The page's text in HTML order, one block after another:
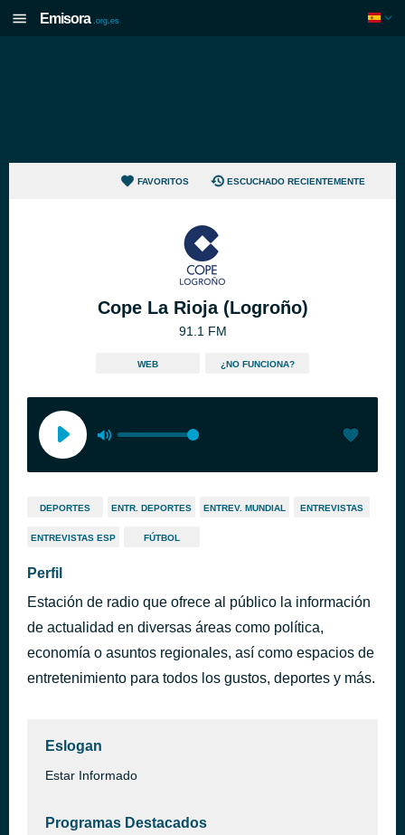
Emisora .org.es
FAVORITOS ESCUCHADO RECIENTEMENTE
Cope La Rioja (Logroño)
91.1 FM
WEB ¿NO FUNCIONA?
DEPORTES ENTR. DEPORTES ENTREV. MUNDIAL ENTREVISTAS
ENTREVISTAS ESP FÚTBOL
Perfil
Estación de radio que ofrece al público la información
de actualidad en diversas áreas como política,
economía o asuntos regionales, así como espacios de
entretenimiento para todos los gustos, deportes y más.
Eslogan
Estar Informado
Programas Destacados